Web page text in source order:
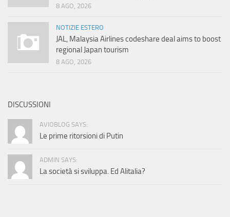
8 AGO, 2026
NOTIZIE ESTERO
JAL, Malaysia Airlines codeshare deal aims to boost
regional Japan tourism
8 AGO, 2026
DISCUSSIONI
AVIOBLOG SAYS:
Le prime ritorsioni di Putin
ADMIN SAYS:
La società si sviluppa. Ed Alitalia?